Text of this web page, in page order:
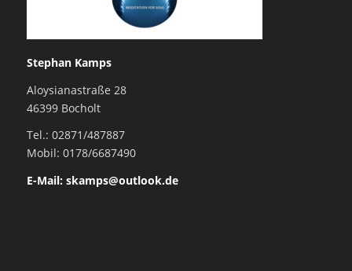
Stephan Kamps
Aloysianastraße 28
46399 Bocholt
Tel.: 02871/487887
Mobil: 0178/6687490
E-Mail: skamps@outlook.de